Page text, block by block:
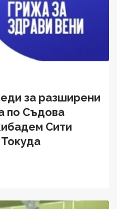
за разширени
по Съдова
Сити